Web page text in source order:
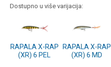
Dostupno u više varijacija:
RAPALA X-RAP
(XR) 6 PEL
RAPALA X-RAP
(XR) 6 MD